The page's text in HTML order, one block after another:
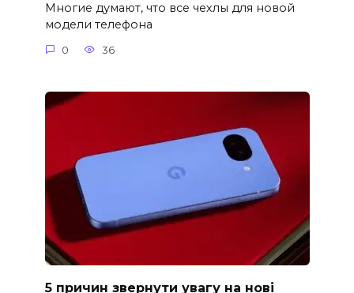
Многие думают, что все чехлы для новой
модели телефона
0 36
5 причин звернути увагу на нові